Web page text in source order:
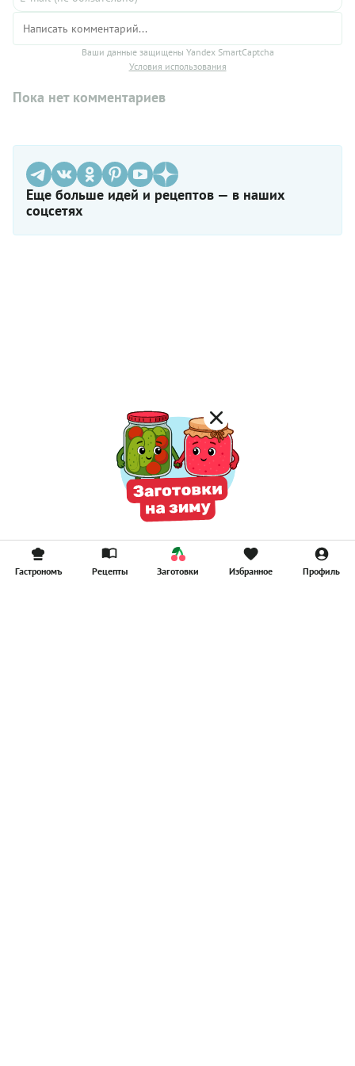
Ваши данные защищены Yandex SmartCaptcha
Условия использования
Пока нет комментариев
Еще больше идей и рецептов — в наших
соцсетях
Гастрономъ Рецепты Заготовки Избранное Профиль